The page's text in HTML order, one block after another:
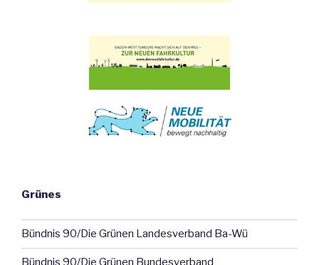
Grünes
Bündnis 90/Die Grünen Landesverband Ba-Wü
Bündnis 90/Die Grünen Bundesverband